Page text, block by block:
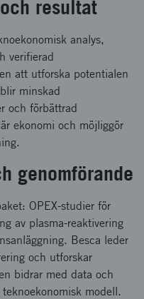
resultat
analys,
verifierad
att utforska potentialen
minskad
och förbättrad
ekonomi och möjliggör
genomförande
OPEX‑studier för
av plasma‑reaktivering
Besca leder
och utforskar
bidrar med data och
modell.